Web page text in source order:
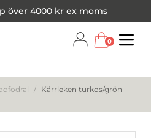
över 4000 kr ex moms
0
/ Kärrleken turkos/grön